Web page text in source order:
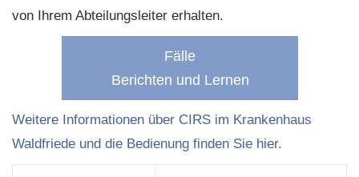
von Ihrem Abteilungsleiter erhalten.
Fälle
Berichten und Lernen
Weitere Informationen über CIRS im Krankenhaus
Waldfriede und die Bedienung finden Sie hier.